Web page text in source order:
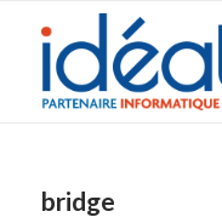
bridge